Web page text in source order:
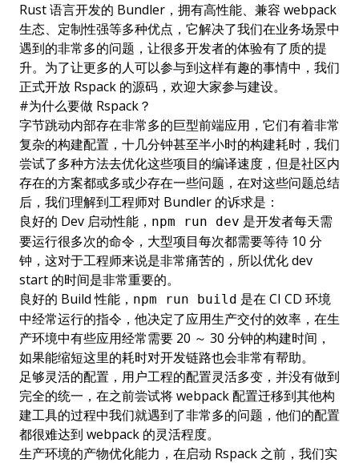
Rust 语言开发的 Bundler，拥有高性能、兼容 webpack
生态、定制性强等多种优点，它解决了我们在业务场景中
遇到的非常多的问题，让很多开发者的体验有了质的提
升。为了让更多的人可以参与到这样有趣的事情中，我们
正式开放 Rspack 的源码，欢迎大家参与建设。
#为什么要做 Rspack？
字节跳动内部存在非常多的巨型前端应用，它们有着非常
复杂的构建配置，十几分钟甚至半小时的构建耗时，我们
尝试了多种方法去优化这些项目的编译速度，但是社区内
存在的方案都或多或少存在一些问题，在对这些问题总结
后，我们理解到工程师对 Bundler 的诉求是：
良好的 Dev 启动性能， npm run dev 是开发者每天需
要运行很多次的命令，大型项目每次都需要等待 10 分
钟，这对于工程师来说是非常痛苦的，所以优化 dev
start 的时间是非常重要的。
良好的 Build 性能， npm run build 是在 CI CD 环境
中经常运行的指令，他决定了应用生产交付的效率，在生
产环境中有些应用经常需要 20 ～ 30 分钟的构建时间，
如果能缩短这里的耗时对开发链路也会非常有帮助。
足够灵活的配置，用户工程的配置灵活多变，并没有做到
完全的统一，在之前尝试将 webpack 配置迁移到其他构
建工具的过程中我们就遇到了非常多的问题，他们的配置
都很难达到 webpack 的灵活程度。
生产环境的产物优化能力，在启动 Rspack 之前，我们实